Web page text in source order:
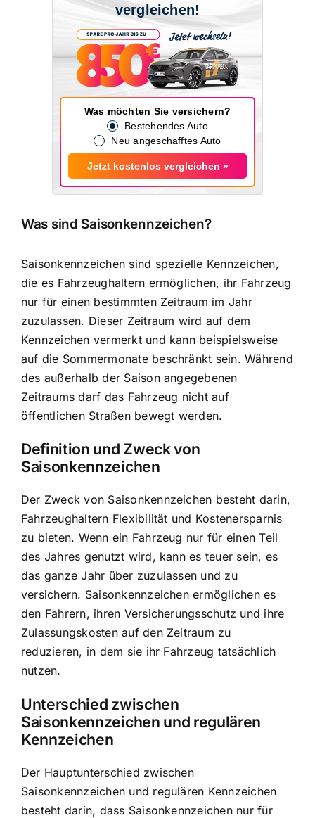
vergleichen!
Was möchten Sie versichern?
Bestehendes Auto
Neu angeschafftes Auto
Jetzt kostenlos vergleichen »
Was sind Saisonkennzeichen?
Saisonkennzeichen sind spezielle Kennzeichen,
die es Fahrzeughaltern ermöglichen, ihr Fahrzeug
nur für einen bestimmten Zeitraum im Jahr
zuzulassen. Dieser Zeitraum wird auf dem
Kennzeichen vermerkt und kann beispielsweise
auf die Sommermonate beschränkt sein. Während
des außerhalb der Saison angegebenen
Zeitraums darf das Fahrzeug nicht auf
öffentlichen Straßen bewegt werden.
Definition und Zweck von
Saisonkennzeichen
Der Zweck von Saisonkennzeichen besteht darin,
Fahrzeughaltern Flexibilität und Kostenersparnis
zu bieten. Wenn ein Fahrzeug nur für einen Teil
des Jahres genutzt wird, kann es teuer sein, es
das ganze Jahr über zuzulassen und zu
versichern. Saisonkennzeichen ermöglichen es
den Fahrern, ihren Versicherungsschutz und ihre
Zulassungskosten auf den Zeitraum zu
reduzieren, in dem sie ihr Fahrzeug tatsächlich
nutzen.
Unterschied zwischen
Saisonkennzeichen und regulären
Kennzeichen
Der Hauptunterschied zwischen
Saisonkennzeichen und regulären Kennzeichen
besteht darin, dass Saisonkennzeichen nur für